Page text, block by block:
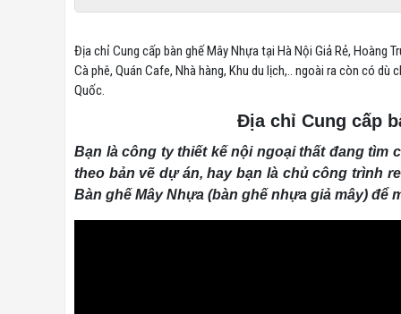
Địa chỉ Cung cấp bàn ghế Mây Nhựa tại Hà Nội Giả Rẻ, Hoàng
Cà phê, Quán Cafe, Nhà hàng, Khu du lịch,.. ngoài ra còn có dù
Quốc.
Địa chỉ Cung cấp
Bạn là công ty thiết kế nội ngoại thất đang tìm
theo bản vẽ dự án, hay bạn là chủ công trình
Bàn ghế Mây Nhựa (bàn ghế nhựa giả mây)